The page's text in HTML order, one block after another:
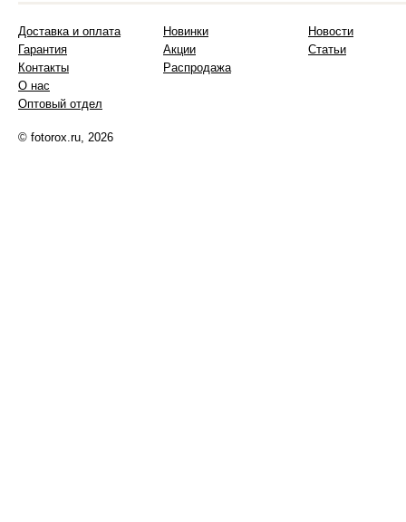
Доставка и оплата
Гарантия
Контакты
О нас
Оптовый отдел
Новинки
Акции
Распродажа
Новости
Статьи
© fotorox.ru, 2026